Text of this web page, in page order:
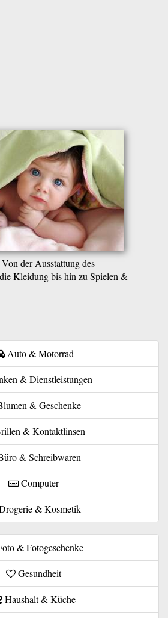
der Ausstattung des
Kleidung bis hin zu Spielen &
Auto & Motorrad
& Dienstleistungen
& Geschenke
& Kontaktlinsen
& Schreibwaren
Computer
& Kosmetik
& Fotogeschenke
Gesundheit
Haushalt & Küche